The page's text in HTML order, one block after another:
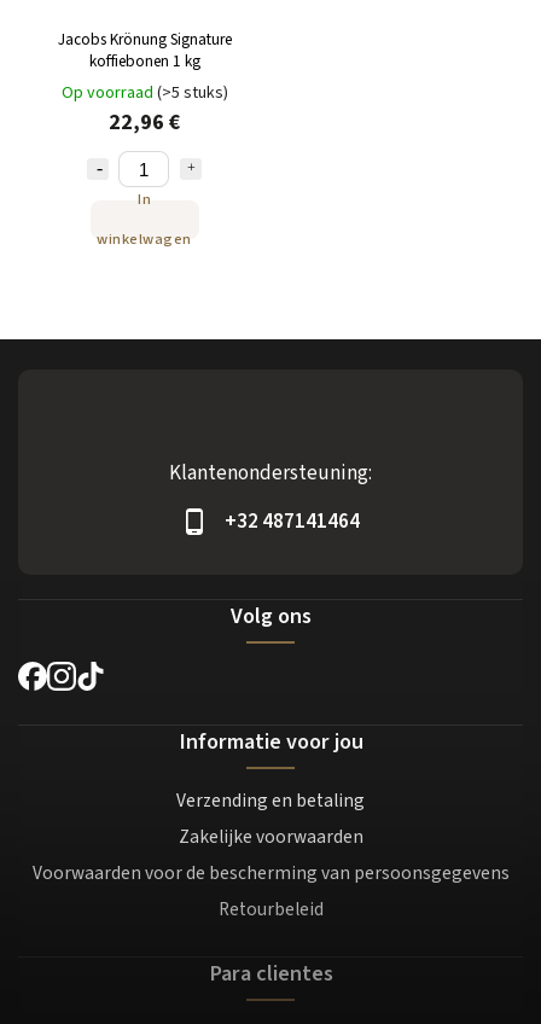
Jacobs Krönung Signature
koffiebonen 1 kg
Op voorraad (>5 stuks)
22,96 €
In
winkelwagen
Klantenondersteuning:
+32 487141464
Volg ons
Informatie voor jou
Verzending en betaling
Zakelijke voorwaarden
Voorwaarden voor de bescherming van persoonsgegevens
Retourbeleid
Para clientes